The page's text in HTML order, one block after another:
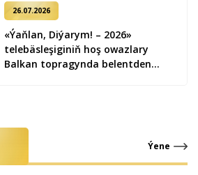
26.07.2026
«Ýaňlan, Diýarym! – 2026»
telebäsleşiginiň hoş owazlary
Balkan topragynda belentden
Ýene